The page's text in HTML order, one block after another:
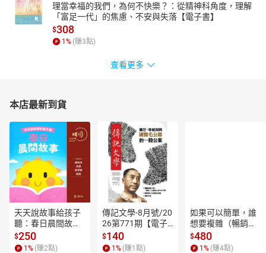
理當幸福的我們，為何不快樂？：從精神科角度，理解
「富足一代」的焦慮、不安與失落【電子書】
$308
1% (賺3點)
查看更多
本店最新到貨
天天說故事給孩子
聽：春日晨間故事
【有聲書】
$250
1 % (賺2點)
傳記文學-8月號/20
26第771期【電子
書】
$140
1 % (賺1 點)
如果可以簡單，誰
想要複雜（暢銷經
典新編版）【電子
書】
$480
1 % (賺4點)